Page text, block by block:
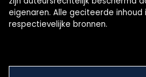
eigenaren. Alle geciteerde inhoud
respectievelijke bronnen.